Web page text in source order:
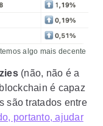
algo mais decente
(não, não é a
é capaz
são tratados entre
portanto, ajudar